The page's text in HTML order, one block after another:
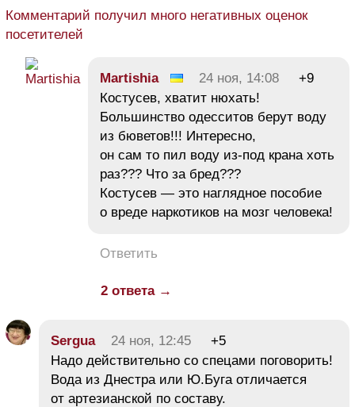
Комментарий получил много негативных оценок
посетителей
Martishia 24 ноя, 14:08
+9
Костусев, хватит нюхать!
Большинство одесситов берут воду
из бюветов!!! Интересно,
он сам то пил воду из-под крана хоть
раз??? Что за бред???
Костусев — это наглядное пособие
о вреде наркотиков на мозг человека!
Ответить
2 ответа →
Sergua 24 ноя, 12:45
+5
Надо действительно со спецами поговорить!
Вода из Днестра или Ю.Буга отличается
от артезианской по составу.